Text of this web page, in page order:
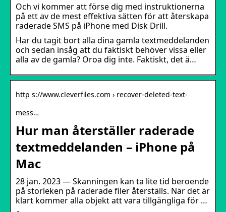
Och vi kommer att förse dig med instruktionerna
på ett av de mest effektiva sätten för att återskapa
raderade SMS på iPhone med Disk Drill.
Har du tagit bort alla dina gamla textmeddelanden
och sedan insåg att du faktiskt behöver vissa eller
alla av de gamla? Oroa dig inte. Faktiskt, det ä…
http s://www.cleverfiles.com › recover-deleted-text-
mess…
Hur man återställer raderade
textmeddelanden – iPhone på
Mac
28 jan. 2023 — Skanningen kan ta lite tid beroende
på storleken på raderade filer återställs. När det är
klart kommer alla objekt att vara tillgängliga för …